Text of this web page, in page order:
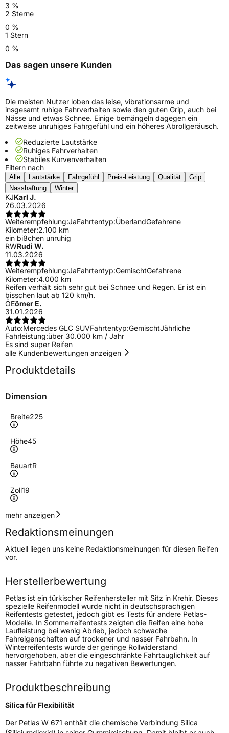
3 %
2 Sterne
0 %
1 Stern
0 %
Das sagen unsere Kunden
Die meisten Nutzer loben das leise, vibrationsarme und
insgesamt ruhige Fahrverhalten sowie den guten Grip, auch bei
Nässe und etwas Schnee. Einige bemängeln dagegen ein
zeitweise unruhiges Fahrgefühl und ein höheres Abrollgeräusch.
Reduzierte Lautstärke
Ruhiges Fahrverhalten
Stabiles Kurvenverhalten
Filtern nach
Alle Lautstärke Fahrgefühl Preis-Leistung Qualität
Grip
Nasshaftung
Winter
KJKarl J.
26.03.2026
Weiterempfehlung:JaFahrtentyp:ÜberlandGefahrene
Kilometer:2.100 km
ein bißchen unruhig
RWRudi W.
11.03.2026
Weiterempfehlung:JaFahrtentyp:GemischtGefahrene
Kilometer:4.000 km
Reifen verhält sich sehr gut bei Schnee und Regen. Er ist ein
bisschen laut ab 120 km/h.
ÖEömer E.
31.01.2026
Auto:Mercedes GLC SUVFahrtentyp:GemischtJährliche
Fahrleistung:über 30.000 km / Jahr
Es sind super Reifen
alle Kundenbewertungen anzeigen
Produktdetails
Dimension
Breite225
Höhe45
BauartR
Zoll19
Geschwindigkeitsindex
Höchstgeschwindigkeit
240 km/h
Lastindex96
Höchstlast710 kg
Generelle Merkmale
FahrzeugtypPKW
VerwendungWinterreifen
ModellnameExplero Winter W 671
FahrzeugartPKW & SUV
mehr anzeigen
Redaktionsmeinungen
Aktuell liegen uns keine Redaktionsmeinungen für diesen Reifen
vor.
Herstellerbewertung
Petlas ist ein türkischer Reifenhersteller mit Sitz in Krehir. Dieses
spezielle Reifenmodell wurde nicht in deutschsprachigen
Reifentests getestet, jedoch gibt es Tests für andere Petlas-
Modelle. In Sommerreifentests zeigten die Reifen eine hohe
Laufleistung bei wenig Abrieb, jedoch schwache
Fahreigenschaften auf trockener und nasser Fahrbahn. In
Winterreifentests wurde der geringe Rollwiderstand
hervorgehoben, aber die eingeschränkte Fahrtauglichkeit auf
nasser Fahrbahn führte zu negativen Bewertungen.
Produktbeschreibung
Silica für Flexibilität
Der Petlas W 671 enthält die chemische Verbindung Silica